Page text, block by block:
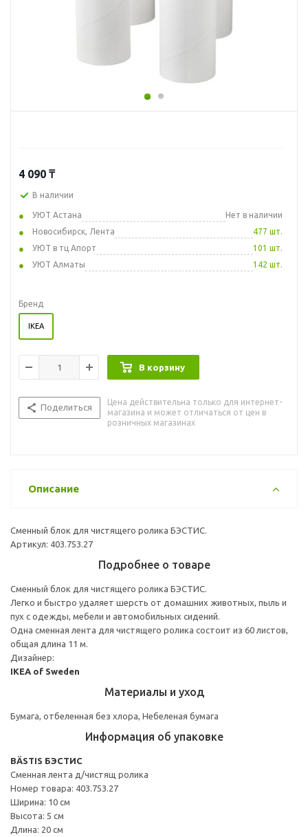
4 090 ₸
В наличии
УЮТ Астана
Нет в наличии
Новосибирск, Лента
477 шт.
УЮТ в тц Апорт
101 шт.
УЮТ Алматы
142 шт.
Бренд
IKEA
В корзину
Поделиться
Цена действительна только для интернет-
магазина и может отличаться от цен в
розничных магазинах
Описание
Сменный блок для чистящего ролика БЭСТИС.
Артикул: 403.753.27
Подробнее о товаре
Сменный блок для чистящего ролика БЭСТИС.
Легко и быстро удаляет шерсть от домашних животных, пыль и
пух с одежды, мебели и автомобильных сидений.
Одна сменная лента для чистящего ролика состоит из 60 листов,
общая длина 11 м.
Дизайнер:
IKEA of Sweden
Материалы и уход
Бумага, отбеленная без хлора, Небеленая бумага
Информация об упаковке
BÄSTIS БЭСТИС
Сменная лента д/чистящ ролика
Номер товара: 403.753.27
Ширина: 10 см
Высота: 5 см
Длина: 20 см